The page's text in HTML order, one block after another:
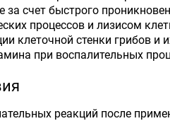
за счет быстрого
процессов и лизисом
клеточной стенки грибов и
при воспалительных
реакций после